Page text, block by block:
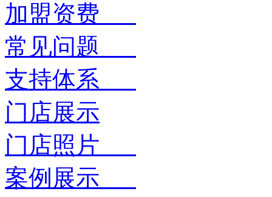
加盟资费
常见问题
支持体系
门店展示
门店照片
案例展示